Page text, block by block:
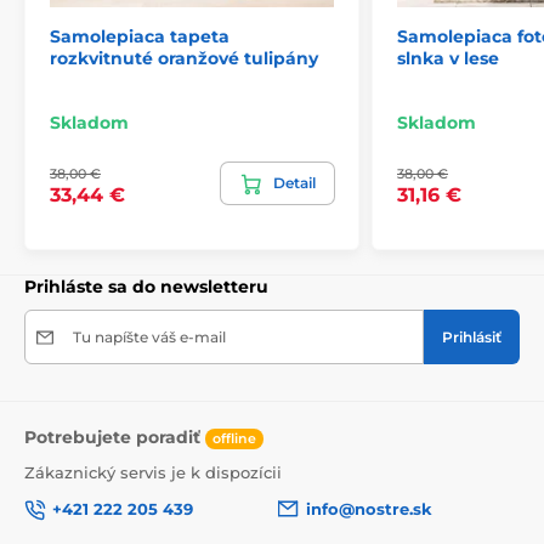
2) Výrezové samolepiace fototapety
veľkosti, čo môže viesť k jeho orezaniu. Po výbere
rozmeru na stránke sa zobrazí presný náhľad. Každá
245x270(5 pásov), 294x270
Samolepiaca tapeta
rozkvitnuté oranžové tulipány
Skladom
38,00 €
33,44 €
Detail
Samolepiaca
slnka v lese
Skladom
38,00 €
31,16 €
Prihláste sa do newsletteru
Tu napíšte váš e-mail Prihlásiť
Potrebujete poradiť offline
Zákaznický servis je k dispozícii
+421 222 205 439
info@nostre.sk